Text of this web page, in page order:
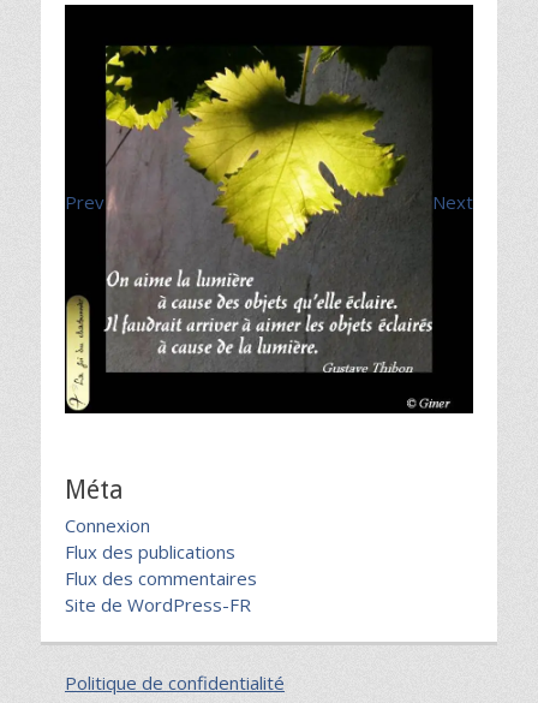
Prev Next
Méta
Connexion
Flux des publications
Flux des commentaires
Site de WordPress-FR
Politique de confidentialité